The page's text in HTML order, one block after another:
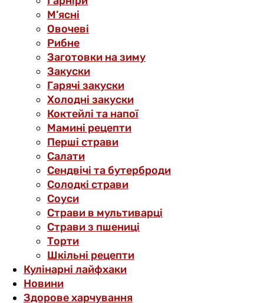
М’ясні
Овочеві
Рибне
Заготовки на зиму
Закуски
Гарячі закуски
Холодні закуски
Коктейлі та напої
Мамині рецепти
Перші страви
Салати
Сендвічі та бутерброди
Солодкі страви
Соуси
Страви в мультиварці
Страви з пшениці
Торти
Шкільні рецепти
Кулінарні лайфхаки
Новини
Здорове харчування